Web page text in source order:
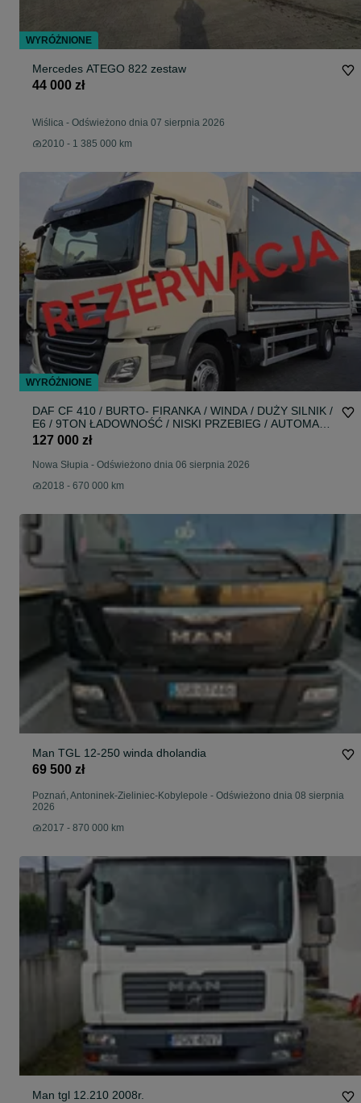
Mercedes ATEGO 822 zestaw
44 000 zł
Wiślica - Odświeżono dnia 07 sierpnia 2026
2010 - 1 385 000 km
DAF CF 410 / BURTO- FIRANKA / WINDA / DUŻY SILNIK /
E6 / 9TON ŁADOWNOŚĆ / NISKI PRZEBIEG / AUTOMAT /
SYPIALKA /JEDEN WŁAŚCICIEL / SPROWADZONY /
127 000 zł
Nowa Słupia - Odświeżono dnia 06 sierpnia 2026
2018 - 670 000 km
Man TGL 12-250 winda dholandia
69 500 zł
Poznań, Antoninek-Zieliniec-Kobylepole - Odświeżono dnia 08 sierpnia
2026
2017 - 870 000 km
Man tgl 12.210 2008r.
WYRÓŻNIONE
WYRÓŻNIONE